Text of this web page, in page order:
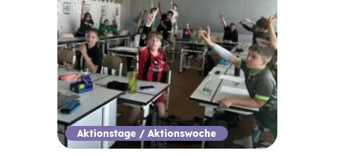
Aktionstage / Aktionswoche